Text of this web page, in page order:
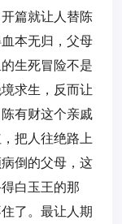
篇就让人替陈
本无归，父母
生死冒险不是
求生，反而让
有财这个亲戚
把人往绝路上
倒的父母，这
白玉王的那
了。最让人期